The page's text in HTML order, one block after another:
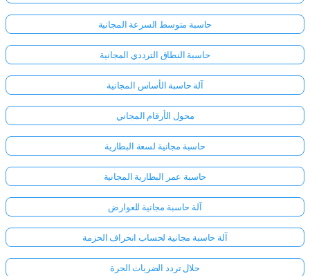
حاسبة متوسط السرعة المجانية
حاسبة النطاق الترددي المجانية
آلة حاسبة الأساس المجانية
محول الأرقام المجاني
حاسبة مجانية لسعة البطارية
حاسبة عمر البطارية المجانية
آلة حاسبة مجانية للعوارض
آلة حاسبة مجانية لحساب انحراف الحزمة
حلال تردد الضربات الحرة